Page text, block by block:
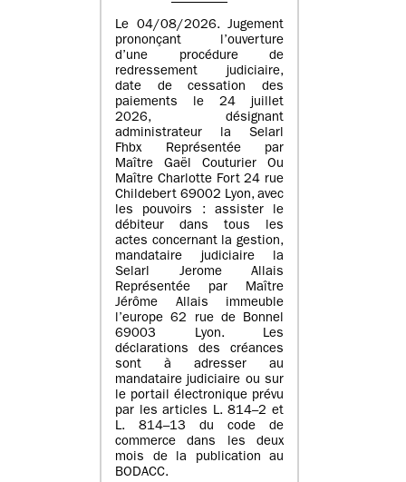
Le 04/08/2026. Jugement
prononçant l’ouverture
d’une procédure de
redressement judiciaire,
date de cessation des
paiements le 24 juillet
2026, désignant
administrateur la Selarl
Fhbx Représentée par
Maître Gaël Couturier Ou
Maître Charlotte Fort 24 rue
Childebert 69002 Lyon, avec
les pouvoirs : assister le
débiteur dans tous les
actes concernant la gestion,
mandataire judiciaire la
Selarl Jerome Allais
Représentée par Maître
Jérôme Allais immeuble
l’europe 62 rue de Bonnel
69003 Lyon. Les
déclarations des créances
sont à adresser au
mandataire judiciaire ou sur
le portail électronique prévu
par les articles L. 814–2 et
L. 814–13 du code de
commerce dans les deux
mois de la publication au
BODACC.